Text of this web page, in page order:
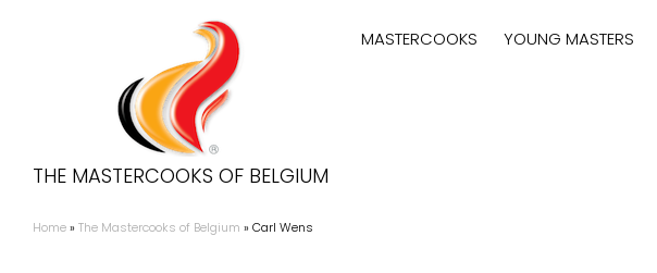
THE MASTERCOOKS OF BELGIUM
MASTERCOOKS YOUNG MASTERS
Kruimelpad
Home The Mastercooks of Belgium Carl Wens